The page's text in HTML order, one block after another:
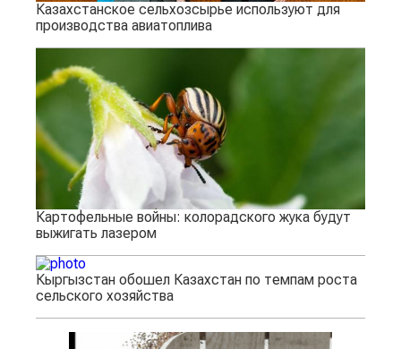
Казахстанское сельхозсырье используют для
производства авиатоплива
Картофельные войны: колорадского жука будут
выжигать лазером
Кыргызстан обошел Казахстан по темпам роста
сельского хозяйства